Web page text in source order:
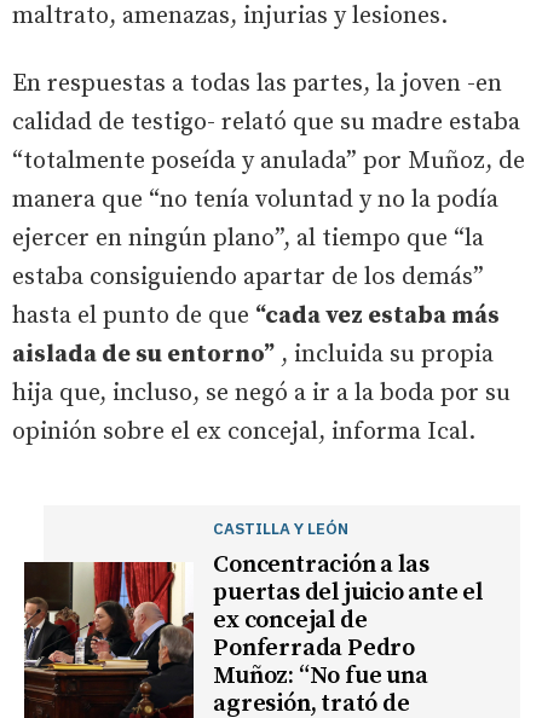
maltrato, amenazas, injurias y lesiones.
En respuestas a todas las partes, la joven -en
calidad de testigo- relató que su madre estaba
“totalmente poseída y anulada” por Muñoz, de
manera que “no tenía voluntad y no la podía
ejercer en ningún plano”, al tiempo que “la
estaba consiguiendo apartar de los demás”
hasta el punto de que “cada vez estaba más
aislada de su entorno” , incluida su propia
hija que, incluso, se negó a ir a la boda por su
opinión sobre el ex concejal, informa Ical.
CASTILLA Y LEÓN
Concentración a las
puertas del juicio ante el
ex concejal de
Ponferrada Pedro
Muñoz: “No fue una
agresión, trató de